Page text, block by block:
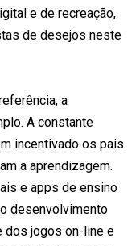
e de recreação,
de desejos neste
a
A constante
incentivado os pais
a aprendizagem.
e apps de ensino
desenvolvimento
dos jogos on-line e